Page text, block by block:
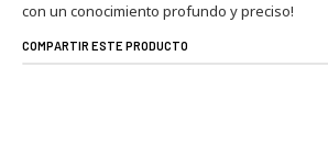
con un conocimiento profundo y preciso!
COMPARTIR ESTE PRODUCTO